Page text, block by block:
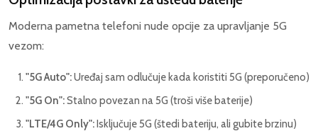
Moderna pametna telefoni nude opcije za upravljanje 5G
vezom:
"5G Auto":Uređaj sam odlučuje kada koristiti 5G (preporučeno)
"5G On":Stalno povezan na 5G (troši više baterije)
"LTE/4G Only":Isključuje 5G (štedi bateriju, ali gubite brzinu)